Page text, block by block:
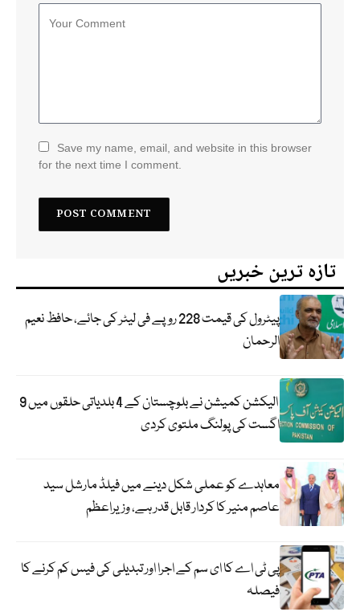
Save my name, email, and website in this browser
for the next time I comment.
تازہ ترین خبریں
پیٹرول کی قیمت 228 روپے فی لیٹر کی جائے، حافظ نعیم
الرحمان
الیکشن کمیشن نے بلوچستان کے 4 بلدیاتی حلقوں میں 9
اگست کی پولنگ ملتوی کردی
معاہدے کو عملی شکل دینے میں فیلڈ مارشل سید
عاصم منیر کا کردار قابل قدر ہے، وزیراعظم
پی ٹی اے کا ای سم کے اجرا اور تبدیلی کی فیس کم کرنے کا
فیصلہ